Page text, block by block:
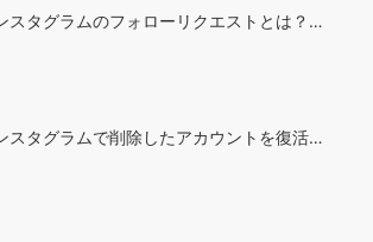
スタグラムのフォローリクエストとは？…
スタグラムで削除したアカウントを復活…